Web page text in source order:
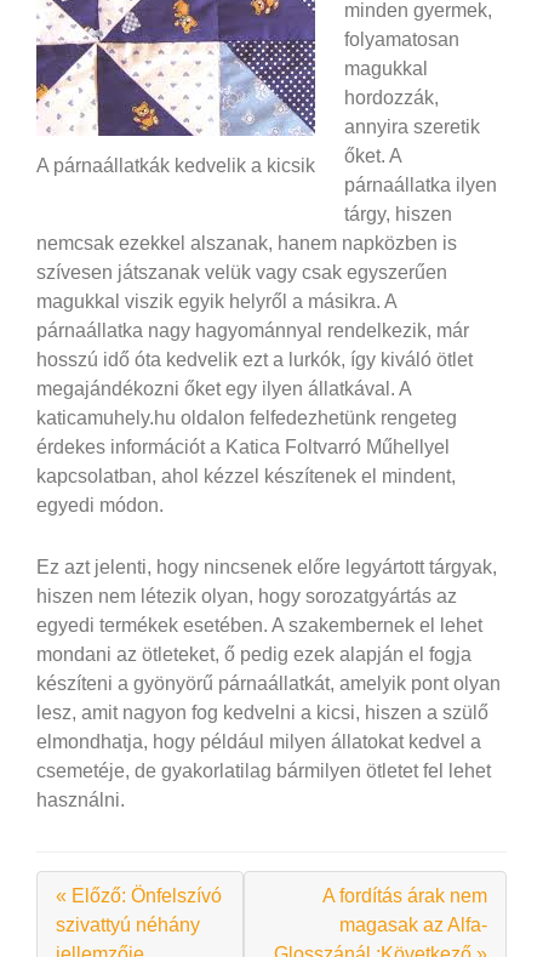
A párnaállatkák kedvelik a kicsik
minden gyermek,
folyamatosan
magukkal
hordozzák,
annyira szeretik
őket. A
párnaállatka ilyen
tárgy, hiszen
nemcsak ezekkel alszanak, hanem napközben is
szívesen játszanak velük vagy csak egyszerűen
magukkal viszik egyik helyről a másikra. A
párnaállatka nagy hagyománnyal rendelkezik, már
hosszú idő óta kedvelik ezt a lurkók, így kiváló ötlet
megajándékozni őket egy ilyen állatkával. A
katicamuhely.hu oldalon felfedezhetünk rengeteg
érdekes információt a Katica Foltvarró Műhellyel
kapcsolatban, ahol kézzel készítenek el mindent,
egyedi módon.
Ez azt jelenti, hogy nincsenek előre legyártott tárgyak,
hiszen nem létezik olyan, hogy sorozatgyártás az
egyedi termékek esetében. A szakembernek el lehet
mondani az ötleteket, ő pedig ezek alapján el fogja
készíteni a gyönyörű párnaállatkát, amelyik pont olyan
lesz, amit nagyon fog kedvelni a kicsi, hiszen a szülő
elmondhatja, hogy például milyen állatokat kedvel a
csemetéje, de gyakorlatilag bármilyen ötletet fel lehet
használni.
« Előző: Önfelszívó
szivattyú néhány
A fordítás árak nem
magasak az Alfa-